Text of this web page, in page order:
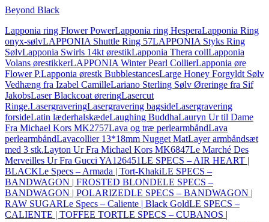
Beyond Black
Lapponia ring Flower PowerLapponia ring HesperaLapponia Ring
onyx-sølvLAPPONIA Shuttle Ring 57LAPPONIA Styks Ring
SølvLapponia Swirls 14kt ørestikLapponia Thera collLapponia
Volans ørestikkerLAPPONIA Winter Pearl CollierLapponia øre
Flower P.Lapponia ørestk BubblestancesLarge Honey Forgyldt Sølv
Vedhæng fra Izabel CamilleLariano Sterling Sølv Øreringe fra Sif
JakobsLaser Blackcoat øreringLasercut
Ringe.LasergraveringLasergravering bagsideLasergravering
forsideLatin læderhalskædeLaughing BuddhaLauryn Ur til Dame
Fra Michael Kors MK2757Lava og træ perlearmbåndLava
perlearmbåndLavacollier 13*18mm Nugget MatLayer armbåndsæt
med 3 stk.Layton Ur Fra Michael Kors MK6847Le Marché Des
Merveilles Ur Fra Gucci YA126451LE SPECS – AIR HEART |
BLACKLe Specs – Armada | Tort-KhakiLE SPECS –
BANDWAGON | FROSTED BLONDELE SPECS –
BANDWAGON | POLARIZEDLE SPECS – BANDWAGON |
RAW SUGARLe Specs – Caliente | Black GoldLE SPECS –
CALIENTE | TOFFEE TORTLE SPECS – CUBANOS |